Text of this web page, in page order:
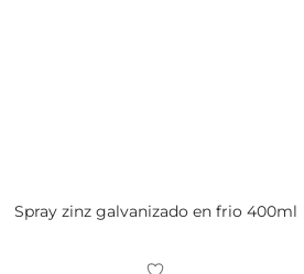
Spray zinz galvanizado en frio 400ml